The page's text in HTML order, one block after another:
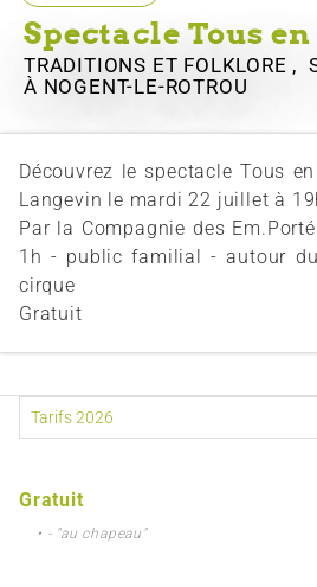
Spectacle Tous
TRADITIONS ET FOLKLORE ,
À NOGENT-LE-ROTROU
Découvrez le spectacle Tous
Langevin le mardi 22 juillet à
Par la Compagnie des
1h - public familial - autour
cirque
Gratuit
Gratuit
• - "au chapeau"